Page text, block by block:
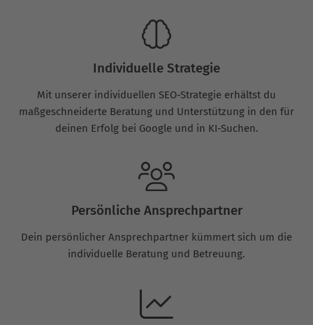
Individuelle Strategie
Mit unserer individuellen SEO-Strategie erhältst du
maßgeschneiderte Beratung und Unterstützung in den für
deinen Erfolg bei Google und in KI-Suchen.
Persönliche Ansprechpartner
Dein persönlicher Ansprechpartner kümmert sich um die
individuelle Beratung und Betreuung.